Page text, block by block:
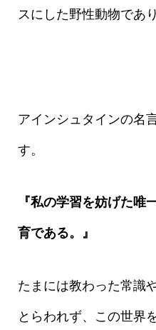
スにした野性動物であ
アインシュタインの名
す。
『私の学習を妨げた唯
育である。』
たまには教わった常識
とらわれず、この世界